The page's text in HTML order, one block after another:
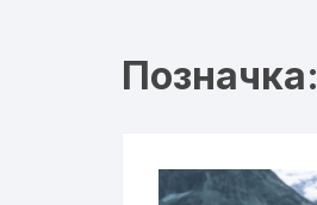
Позначка: